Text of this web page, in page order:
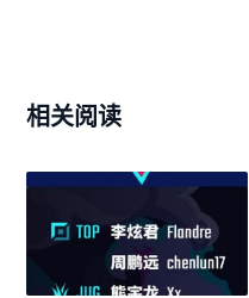
相关阅读